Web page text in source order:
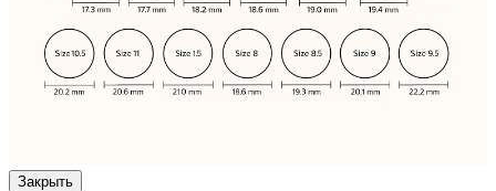
Закрыть